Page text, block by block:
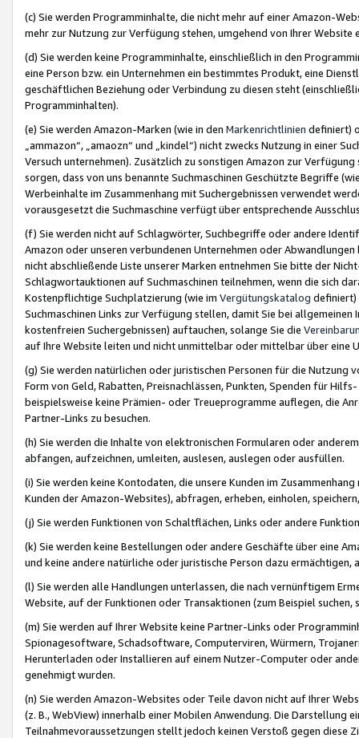
(c) Sie werden Programminhalte, die nicht mehr auf einer Amazon-
mehr zur Nutzung zur Verfügung stehen, umgehend von Ihrer
(d) Sie werden keine Programminhalte, einschließlich in den
eine Person bzw. ein Unternehmen ein bestimmtes Produkt, eine
geschäftlichen Beziehung oder Verbindung zu diesen steht
Programminhalten).
(e) Sie werden Amazon-Marken (wie in den Markenrichtlinien definiert)
„ammazon“, „amaozn“ und „kindel“) nicht zwecks Nutzung in einer
Versuch unternehmen). Zusätzlich zu sonstigen Amazon zur
sorgen, dass von uns benannte Suchmaschinen Geschützte Begriffe
Werbeinhalte im Zusammenhang mit Suchergebnissen verwendet
vorausgesetzt die Suchmaschine verfügt über entsprechende
(f) Sie werden nicht auf Schlagwörter, Suchbegriffe oder andere
Amazon oder unseren verbundenen Unternehmen oder
nicht abschließende Liste unserer Marken entnehmen Sie bitte der
Schlagwortauktionen auf Suchmaschinen teilnehmen, wenn die sich
Kostenpflichtige Suchplatzierung (wie im Vergütungskatalog definiert)
Suchmaschinen Links zur Verfügung stellen, damit Sie bei
kostenfreien Suchergebnissen) auftauchen, solange Sie die
auf Ihre Website leiten und nicht unmittelbar oder mittelbar über eine
(g) Sie werden natürlichen oder juristischen Personen für die Nutzung
Form von Geld, Rabatten, Preisnachlässen, Punkten, Spenden für
beispielsweise keine Prämien- oder Treueprogramme auflegen, die
Partner-Links zu besuchen.
(h) Sie werden die Inhalte von elektronischen Formularen oder
abfangen, aufzeichnen, umleiten, auslesen, auslegen oder ausfüllen.
(i) Sie werden keine Kontodaten, die unsere Kunden im
Kunden der Amazon-Websites), abfragen, erheben, einholen,
(j) Sie werden Funktionen von Schaltflächen, Links oder andere
(k) Sie werden keine Bestellungen oder andere Geschäfte über eine
und keine andere natürliche oder juristische Person dazu
(l) Sie werden alle Handlungen unterlassen, die nach vernünftigem
Website, auf der Funktionen oder Transaktionen (zum Beispiel
(m) Sie werden auf Ihrer Website keine Partner-Links oder
Spionagesoftware, Schadsoftware, Computerviren, Würmern,
Herunterladen oder Installieren auf einem Nutzer-Computer oder
genehmigt wurden.
(n) Sie werden Amazon-Websites oder Teile davon nicht auf Ihrer
(z. B., WebView) innerhalb einer Mobilen Anwendung. Die Darstellung
Teilnahmevoraussetzungen stellt jedoch keinen Verstoß gegen diese